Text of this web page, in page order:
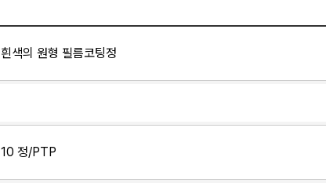
흰색의 원형 필름코팅정
10 정/PTP